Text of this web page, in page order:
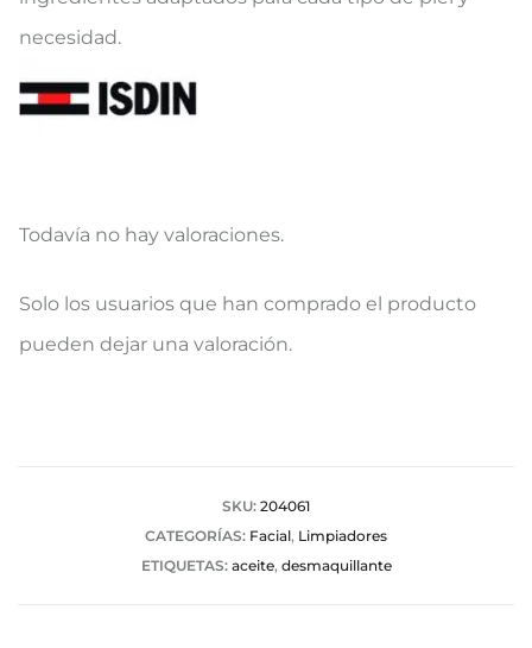
necesidad.
V
a
Todavía no hay valoraciones.
Solo los usuarios que han comprado el producto
pueden dejar una valoración.
SKU: 204061
CATEGORÍAS: Facial, Limpiadores
ETIQUETAS: aceite, desmaquillante